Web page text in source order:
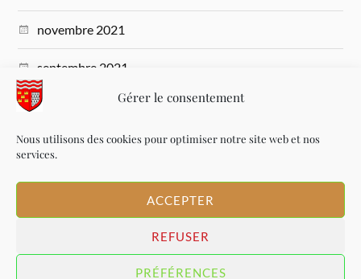
Gérer le consentement
Nous utilisons des cookies pour optimiser notre site web et nos
services.
ACCEPTER
REFUSER
PRÉFÉRENCES
novembre 2021
septembre 2021
juillet 2021
mars 2021
novembre 2020
octobre 2020